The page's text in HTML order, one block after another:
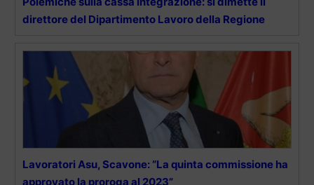
direttore del Dipartimento Lavoro della Regione
Lavoratori Asu, Scavone: “La quinta commissione ha
approvato la proroga al 2023”